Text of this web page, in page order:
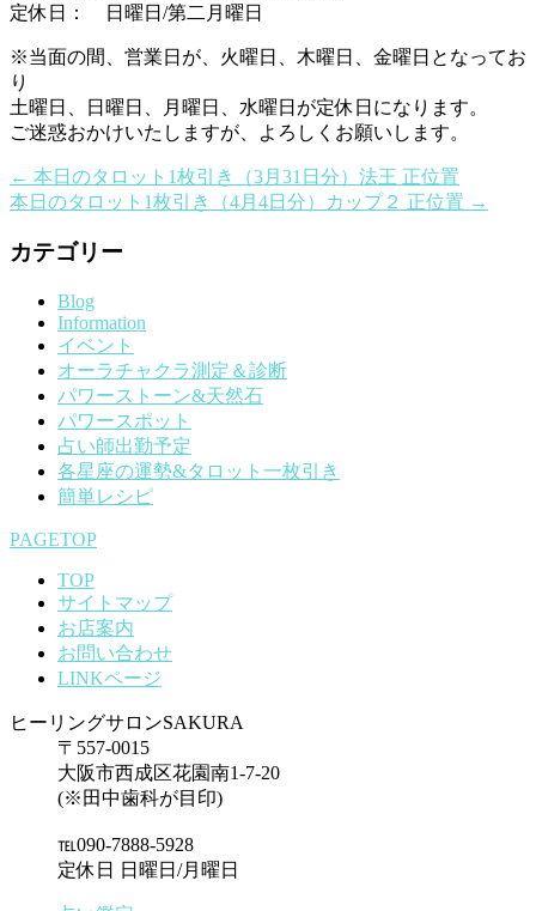
定休日： 日曜日/第二月曜日
※当面の間、営業日が、火曜日、木曜日、金曜日となってお
り
土曜日、日曜日、月曜日、水曜日が定休日になります。
ご迷惑おかけいたしますが、よろしくお願いします。
← 本日のタロット1枚引き（3月31日分）法王 正位置
本日のタロット1枚引き（4月4日分）カップ２ 正位置 →
カテゴリー
Blog
Information
イベント
オーラチャクラ測定＆診断
パワーストーン&天然石
パワースポット
占い師出勤予定
各星座の運勢&タロット一枚引き
簡単レシピ
PAGETOP
TOP
サイトマップ
お店案内
お問い合わせ
LINKページ
ヒーリングサロンSAKURA
〒557-0015
大阪市西成区花園南1-7-20
(※田中歯科が目印)
℡090-7888-5928
定休日 日曜日/月曜日